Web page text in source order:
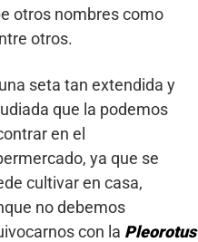
otros nombres como
otros.
seta tan extendida y
que la podemos
en el
ya que se
cultivar en casa,
no debemos
con la Pleorotus